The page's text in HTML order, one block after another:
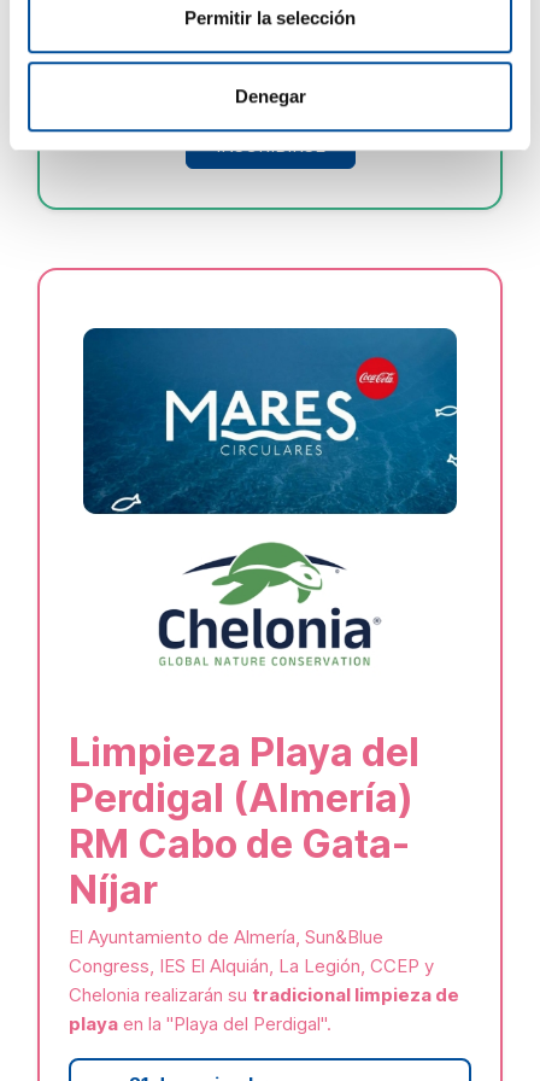
Permitir la selección
Denegar
C/ Albert Einstein, 15. 04131 El
INSCRIBIRSE
Limpieza Playa del
Perdigal (Almería)
RM Cabo de Gata-
Níjar
El Ayuntamiento de Almería, Sun&Blue
Congress, IES El Alquián, La Legión, CCEP y
Chelonia realizarán su tradicional limpieza de
playaen la "Playa del Perdigal".